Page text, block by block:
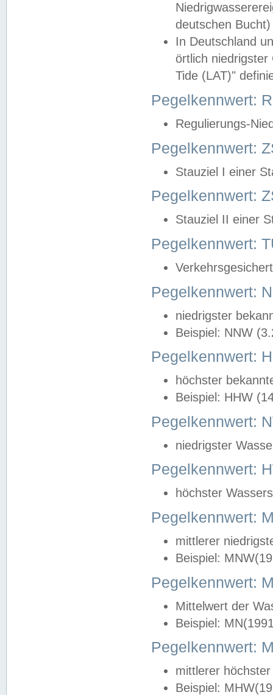
deutschen
In Deutschland
örtlich
Tide (LAT)"
Pegelkennwert:
Regulierungs-
Pegelkennwert:
Stauziel I einer
Pegelkennwert:
Stauziel II einer
Pegelkennwert:
Pegelkennwert:
niedrigster
Beispiel: NNW
Pegelkennwert:
höchster
Beispiel: HHW
Pegelkennwert:
niedrigster
Pegelkennwert:
höchster
Pegelkennwert:
mittlerer
Beispiel:
Pegelkennwert:
Mittelwert der
Beispiel:
Pegelkennwert:
mittlerer
Beispiel: